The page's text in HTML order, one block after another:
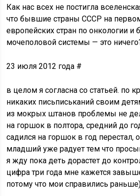
Как нас всех не постигла
что бывшие страны СССР на
европейских стран по онкологии и
мочеполовой системы — это
23 июля 2012 года #
в целом я согласна со статьей. по
никаких письписьканий своим
из мокрых штанов проблемы не
на горшок в полтора, средний до
садился на горшок в год перестал,
младший уже радует тем что
я жду пока деть дорастет до
цифра три года мне кажется
потому что мои справились